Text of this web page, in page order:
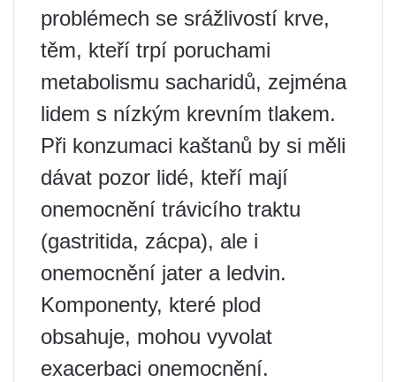
problémech se srážlivostí krve,
těm, kteří trpí poruchami
metabolismu sacharidů, zejména
lidem s nízkým krevním tlakem.
Při konzumaci kaštanů by si měli
dávat pozor lidé, kteří mají
onemocnění trávicího traktu
(gastritida, zácpa), ale i
onemocnění jater a ledvin.
Komponenty, které plod
obsahuje, mohou vyvolat
exacerbaci onemocnění.